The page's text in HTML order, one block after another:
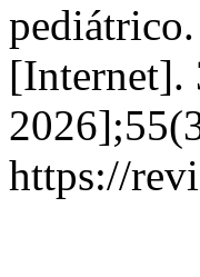
[Internet].
https://